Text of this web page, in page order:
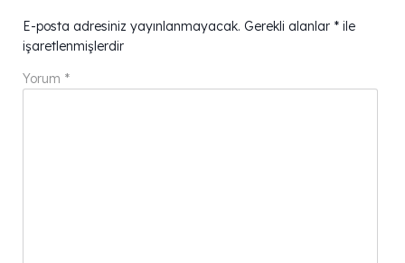
E-posta adresiniz yayınlanmayacak. Gerekli alanlar * ile
işaretlenmişlerdir
Yorum *